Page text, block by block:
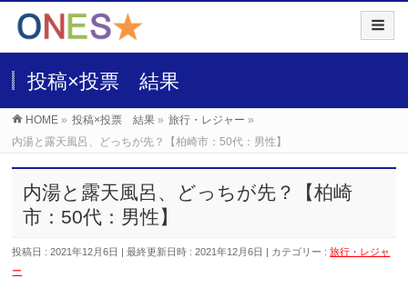
投稿×投票 結果
HOME » 投稿×投票 結果 » 旅行・レジャー »
内湯と露天風呂、どっちが先？【柏崎市：50代：男性】
内湯と露天風呂、どっちが先？【柏崎
市：50代：男性】
投稿日 : 2021年12月6日 最終更新日時 : 2021年12月6日 カテゴリー :旅行・レジャ
ー